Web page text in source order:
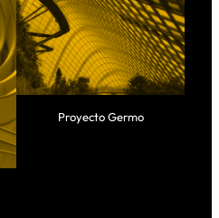
Proyecto Germo